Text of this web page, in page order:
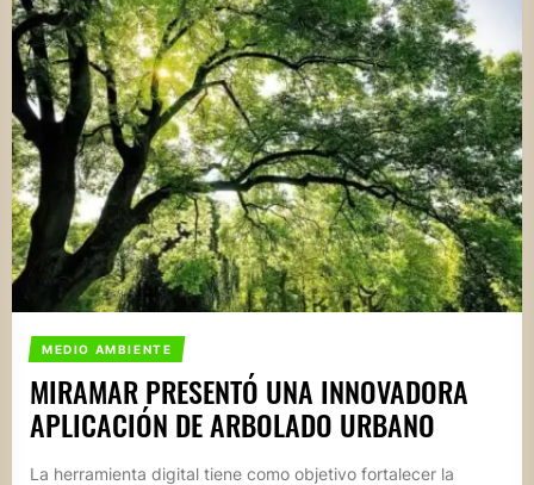
MEDIO AMBIENTE
MIRAMAR PRESENTÓ UNA INNOVADORA
APLICACIÓN DE ARBOLADO URBANO
La herramienta digital tiene como objetivo fortalecer la